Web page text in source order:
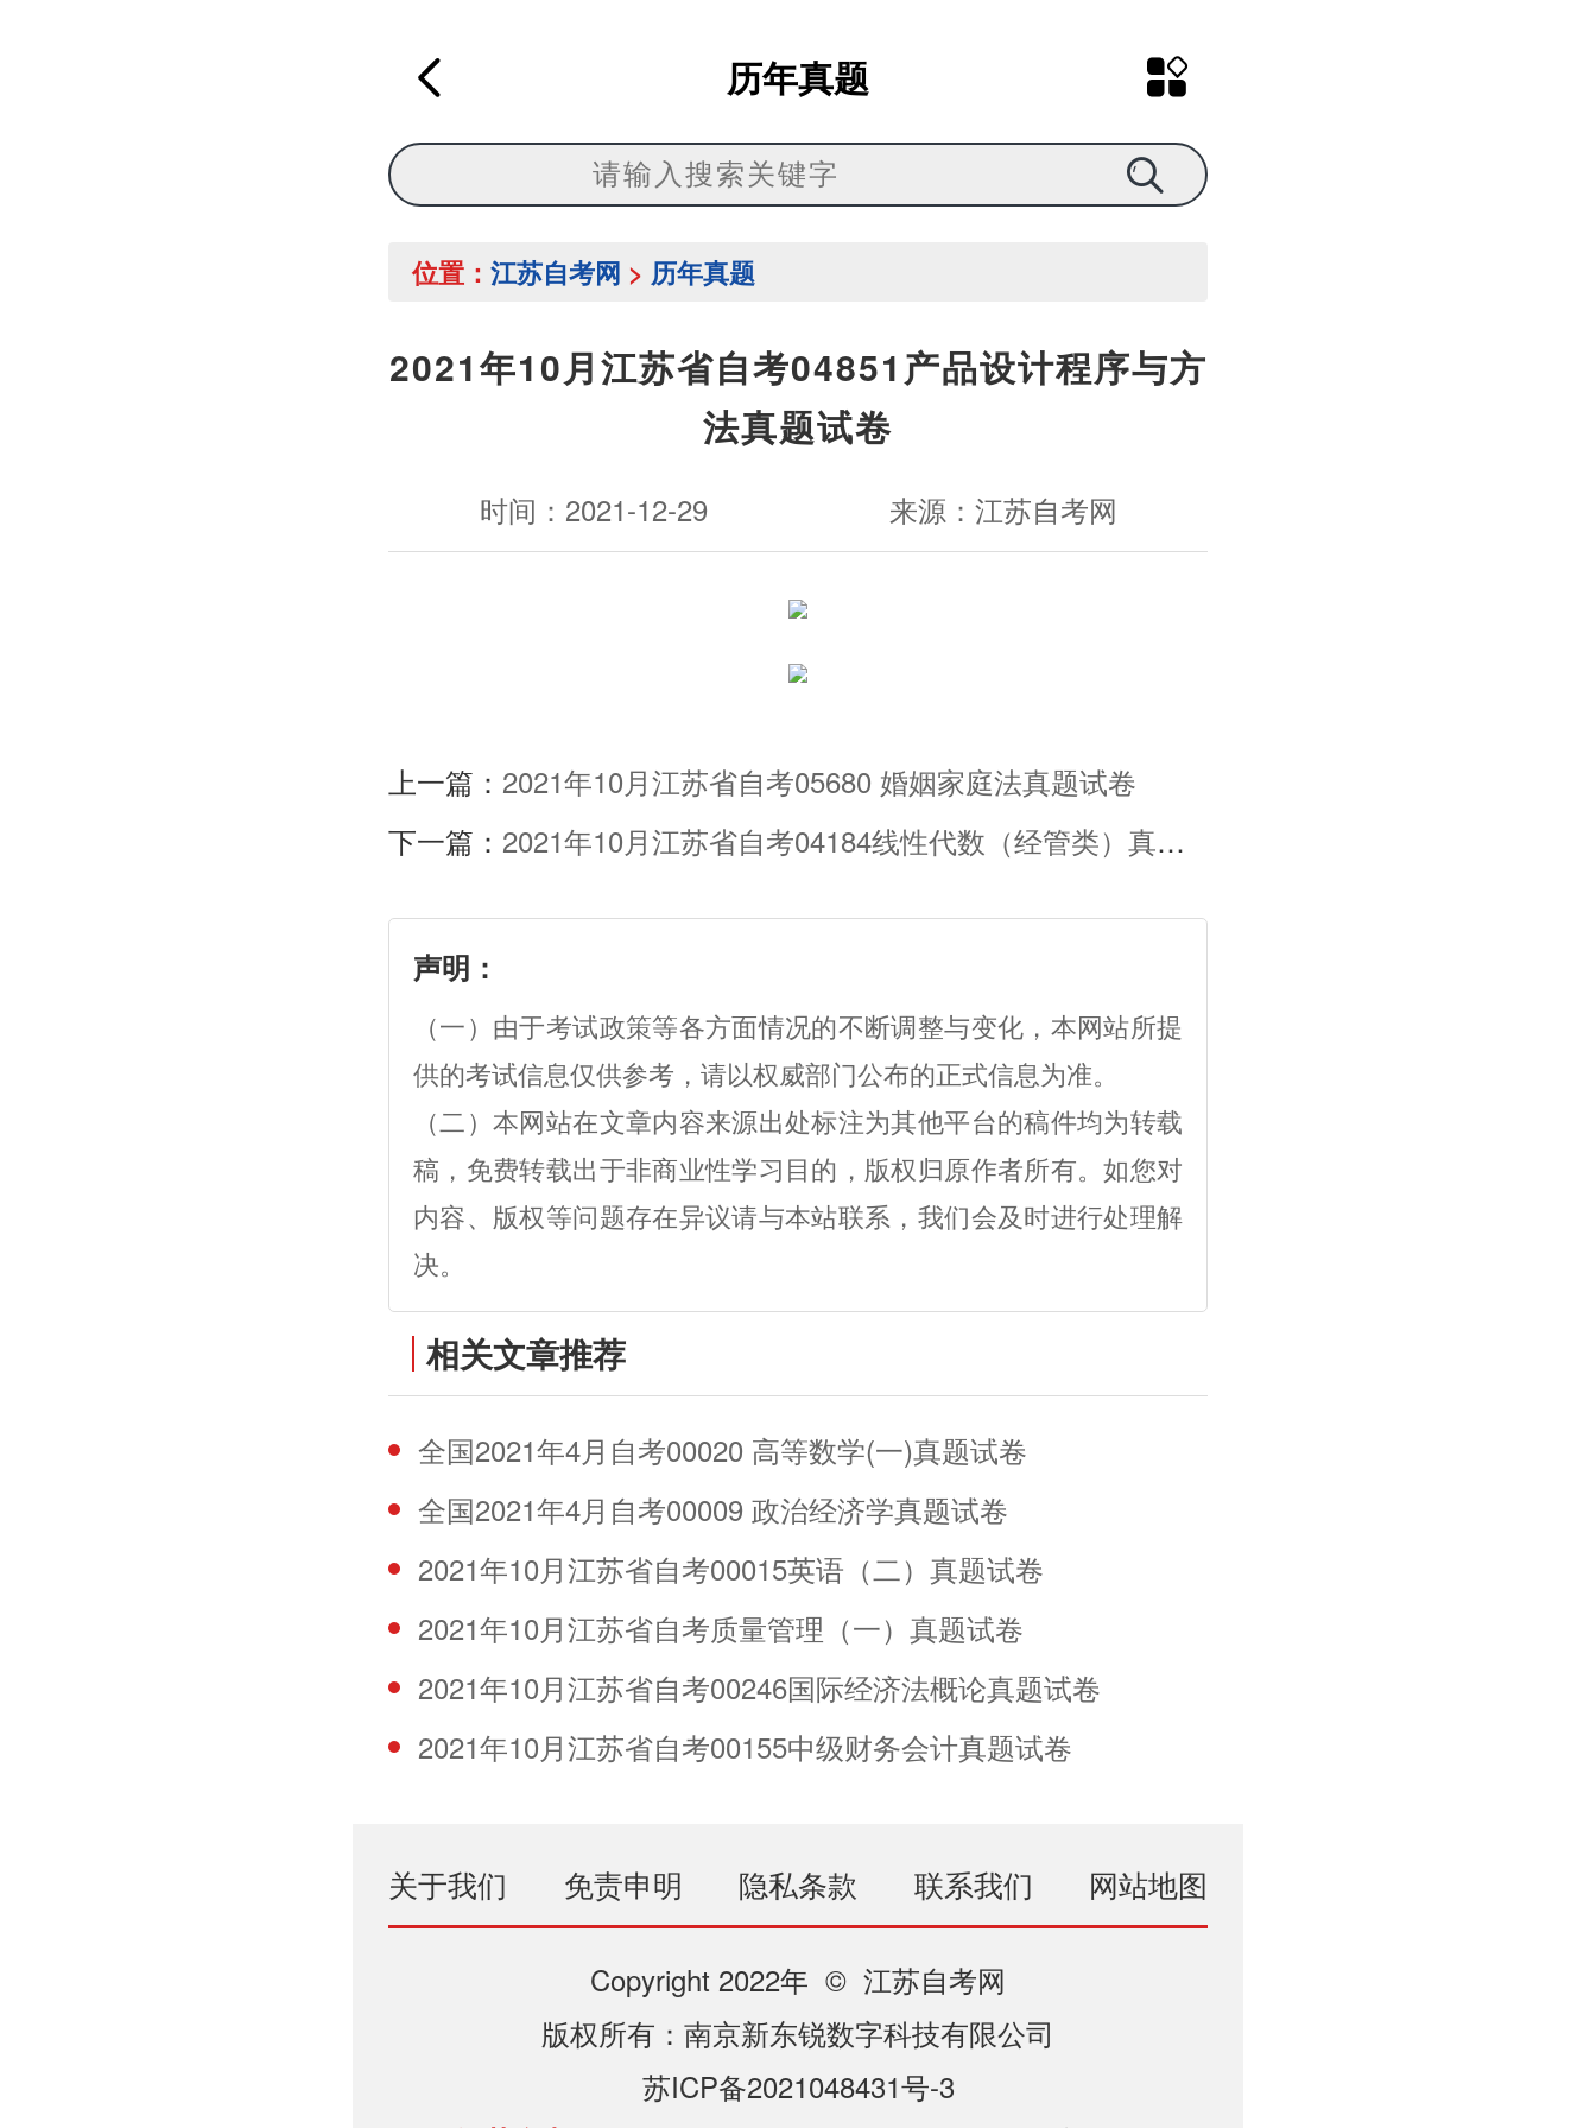
历年真题
位置： 江苏自考网 > 历年真题
2021年10月江苏省自考04851产品设计程序与方
法真题试卷
时间：2021-12-29 来源： 江苏自考网
上一篇： 2021年10月江苏省自考05680 婚姻家庭法真题试卷
下一篇： 2021年10月江苏省自考04184线性代数（经管类）真题试卷
声明：
（一）由于考试政策等各方面情况的不断调整与变化，本网站所提
供的考试信息仅供参考，请以权威部门公布的正式信息为准。
（二）本网站在文章内容来源出处标注为其他平台的稿件均为转载
稿，免费转载出于非商业性学习目的，版权归原作者所有。如您对
内容、版权等问题存在异议请与本站联系，我们会及时进行处理解
决。
相关文章推荐
全国2021年4月自考00020 高等数学(一)真题试卷
全国2021年4月自考00009 政治经济学真题试卷
2021年10月江苏省自考00015英语（二）真题试卷
2021年10月江苏省自考质量管理（一）真题试卷
2021年10月江苏省自考00246国际经济法概论真题试卷
2021年10月江苏省自考00155中级财务会计真题试卷
关于我们 免责申明 隐私条款 联系我们 网站地图
Copyright 2022年 © 江苏自考网
版权所有：南京新东锐数字科技有限公司
苏ICP备2021048431号-3